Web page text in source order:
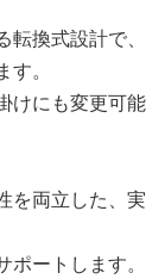
換式設計で、
。
けにも変更可能
を両立した、実
ートします。